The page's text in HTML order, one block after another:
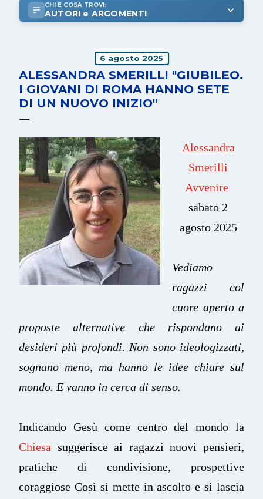
CHI E COSA TROVI:
AUTORI e ARGOMENTI
6 agosto 2025
ALESSANDRA SMERILLI "GIUBILEO.
I GIOVANI DI ROMA HANNO SETE
DI UN NUOVO INIZIO"
Alessandra
Smerilli
Avvenire
sabato 2
agosto 2025
Vediamo
ragazzi col
cuore aperto a
proposte alternative che rispondano ai
desideri più profondi. Non sono ideologizzati,
sognano meno, ma hanno le idee chiare sul
mondo. E vanno in cerca di senso.
Indicando Gesù come centro del mondo la
Chiesa suggerisce ai ragazzi nuovi pensieri,
pratiche di condivisione, prospettive
coraggiose Così si mette in ascolto e si lascia